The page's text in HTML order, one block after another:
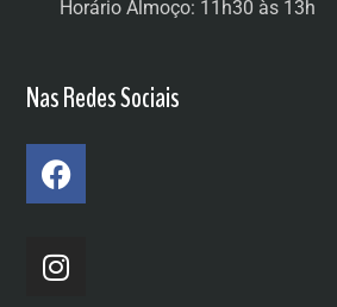
Horário Almoço: 11h30 às 13h
Nas Redes Sociais